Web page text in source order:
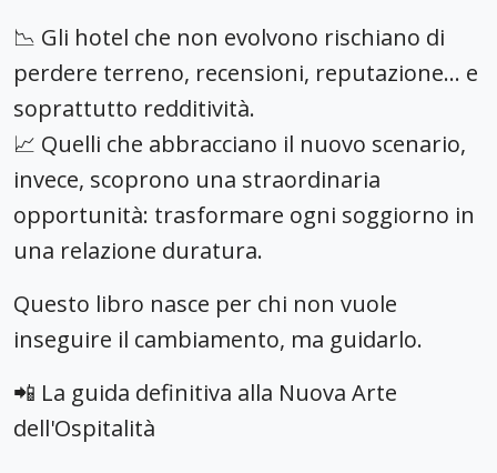
📉 Gli hotel che non evolvono rischiano di
perdere terreno, recensioni, reputazione… e
soprattutto redditività.
📈 Quelli che abbracciano il nuovo scenario,
invece, scoprono una straordinaria
opportunità: trasformare ogni soggiorno in
una relazione duratura.
Questo libro nasce per chi non vuole
inseguire il cambiamento, ma guidarlo.
📲 La guida definitiva alla Nuova Arte
dell'Ospitalità